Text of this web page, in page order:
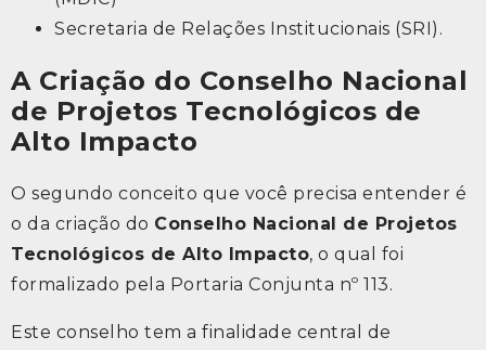
Secretaria de Relações Institucionais (SRI).
A Criação do Conselho Nacional
de Projetos Tecnológicos de
Alto Impacto
O segundo conceito que você precisa entender é
o da criação do Conselho Nacional de Projetos
Tecnológicos de Alto Impacto, o qual foi
formalizado pela Portaria Conjunta nº 113.
Este conselho tem a finalidade central de